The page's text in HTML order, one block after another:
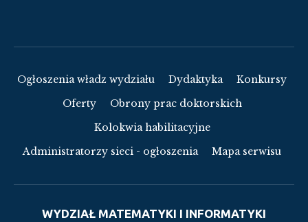
Ogłoszenia władz wydziału Dydaktyka
Konkursy
Oferty
Obrony prac doktorskich
Kolokwia habilitacyjne
Administratorzy sieci - ogłoszenia
Mapa serwisu
WYDZIAŁ MATEMATYKI I INFORMATYKI